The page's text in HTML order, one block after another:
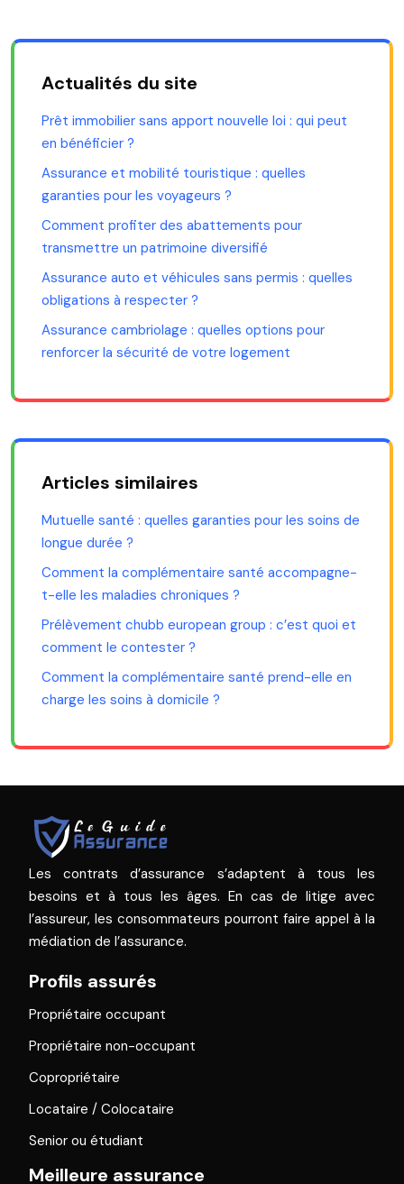
Actualités du site
Prêt immobilier sans apport nouvelle loi : qui peut
en bénéficier ?
Assurance et mobilité touristique : quelles
garanties pour les voyageurs ?
Comment profiter des abattements pour
transmettre un patrimoine diversifié
Assurance auto et véhicules sans permis : quelles
obligations à respecter ?
Assurance cambriolage : quelles options pour
renforcer la sécurité de votre logement
Articles similaires
Mutuelle santé : quelles garanties pour les soins de
longue durée ?
Comment la complémentaire santé accompagne-
t-elle les maladies chroniques ?
Prélèvement chubb european group : c’est quoi et
comment le contester ?
Comment la complémentaire santé prend-elle en
charge les soins à domicile ?
Les contrats d’assurance s’adaptent à tous les
besoins et à tous les âges. En cas de litige avec
l’assureur, les consommateurs pourront faire appel à la
médiation de l’assurance.
Profils assurés
Propriétaire occupant
Propriétaire non-occupant
Copropriétaire
Locataire / Colocataire
Senior ou étudiant
Meilleure assurance